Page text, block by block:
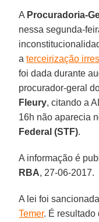
A Procuradoria-
nessa segunda-
aterceirização
foi dada durante
procurador-geral
Fleury, citando a
16h não aparecia
Federal (STF).
A informação é
RBA, 27-06-2017.
A lei foi
Temer. É resultado